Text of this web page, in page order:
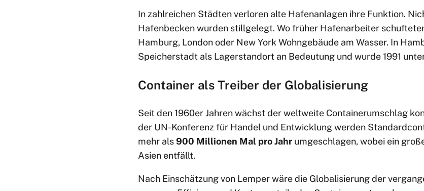
In zahlreichen Städten verloren alte Hafenanlagen ihre Funktion.
Hafenbecken wurden stillgelegt. Wo früher Hafenarbeiter
Hamburg, London oder New York Wohngebäude am Wasser. In
Speicherstadt als Lagerstandort an Bedeutung und wurde 1991
Container als Treiber der Globalisierung
Seit den 1960er Jahren wächst der weltweite Containerumschlag
der UN-Konferenz für Handel und Entwicklung werden
mehr als900 Millionen Mal pro Jahr umgeschlagen, wobei ein
Asien entfällt.
Nach Einschätzung von Lemper wäre die Globalisierung der